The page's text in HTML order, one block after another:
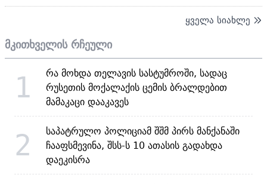
ყველა სიახლე
მკითხველის რჩეული
1
რა მოხდა თელავის სასტუმროში, სადაც
რუსეთის მოქალაქის ცემის ბრალდებით
მამაკაცი დააკავეს
2
საპატრულო პოლიციამ შშმ პირს მანქანაში
ჩააფსმევინა, შსს-ს 10 ათასის გადახდა
დაეკისრა